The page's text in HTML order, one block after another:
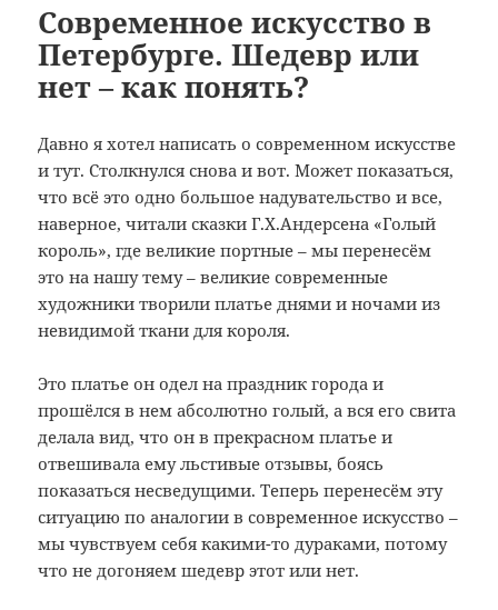
o
o
k
m в
и
т
ь
Современное искусство в
Петербурге. Шедевр или
нет – как понять?
Давно я хотел написать о современном искусстве
и тут. Столкнулся снова и вот. Может показаться,
что всё это одно большое надувательство и все,
наверное, читали сказки Г.Х.Андерсена «Голый
король», где великие портные – мы перенесём
это на нашу тему – великие современные
художники творили платье днями и ночами из
невидимой ткани для короля.
Это платье он одел на праздник города и
прошёлся в нем абсолютно голый, а вся его свита
делала вид, что он в прекрасном платье и
отвешивала ему льстивые отзывы, боясь
показаться несведущими. Теперь перенесём эту
ситуацию по аналогии в современное искусство –
мы чувствуем себя какими-то дураками, потому
что не догоняем шедевр этот или нет.